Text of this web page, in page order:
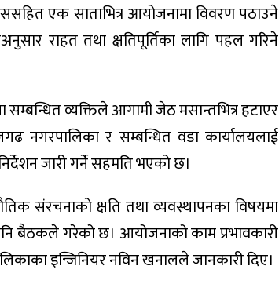
एक साताभित्र आयोजनामा विवरण पठाउने
राहत तथा क्षतिपूर्तिका लागि पहल गरिने
व्यक्तिले आगामी जेठ मसान्तभित्र हटाएर
नगरपालिका र सम्बन्धित वडा कार्यालयलाई
जारी गर्ने सहमति भएको छ।
संरचनाको क्षति तथा व्यवस्थापनका विषयमा
बैठकले गरेको छ। आयोजनाको काम प्रभावकारी
इन्जिनियर नविन खनालले जानकारी दिए।